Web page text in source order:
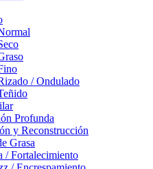
/ Ondulado
Profunda
y Reconstrucción
Grasa
/ Fortalecimiento